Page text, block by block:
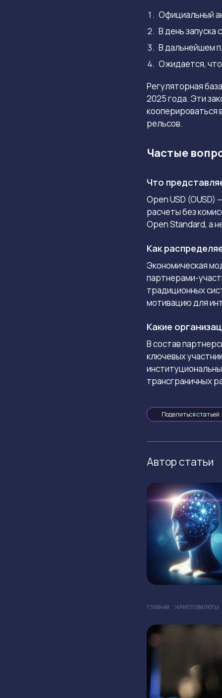
Официальный
В день запуска
В дальнейшем
Ожидается,
Регуляторная база
2025 года. Эти
кооперироваться
рельсов.
Частые
Что
Open USD
расчеты без
Open Standard, а
Как
Экономическая
партнерами-
традиционных
мотивацию для
Какие
В состав
ключевых
трансграничных
Поделиться статьей
Автор статьи
ГЛАВНАЯ КРИПТОВАЛЮТЫ